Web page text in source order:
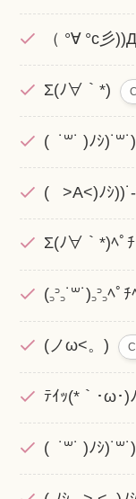
（ °∀ °c彡
Σ(ﾉ∀｀*)
( ˙꒳​˙ )ﾉｼ
( >A<)ﾉｼ))˙-
Σ(ﾉ∀｀*)ﾍﾟ
(꜆꜄꜆˙꒳˙)꜆꜄꜆ﾍﾟ
(ノω<。)
ﾃｲｯ(*｀･ω･)
( ˙꒳​˙ )ﾉｼ